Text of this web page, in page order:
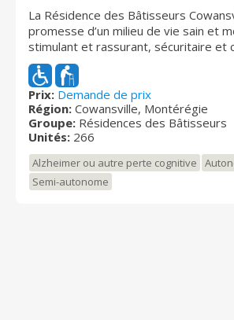
La Résidence des Bâtisseurs
promesse d’un milieu de vie sain et
stimulant et rassurant, sécuritaire et
à la vie active des retraités actifs et
d’aujourd’hui. Chez nous, vous êtes considérés comme
des citoyens à part entière, appuyés
avec bienveillance par chaque
équipe. Vous retrouvez un
l’architecture agréable, chaleureuse
vous dans les moindres détails parce
être nous tient à coeur. Nous offrons toutes les
installations nécessaires pour
Prix: Demande de prix
Région: Cowansville, Montérégie
Groupe: Résidences des Bâtisseurs
Unités: 266
Alzheimer ou autre perte cognitive
Semi-autonome